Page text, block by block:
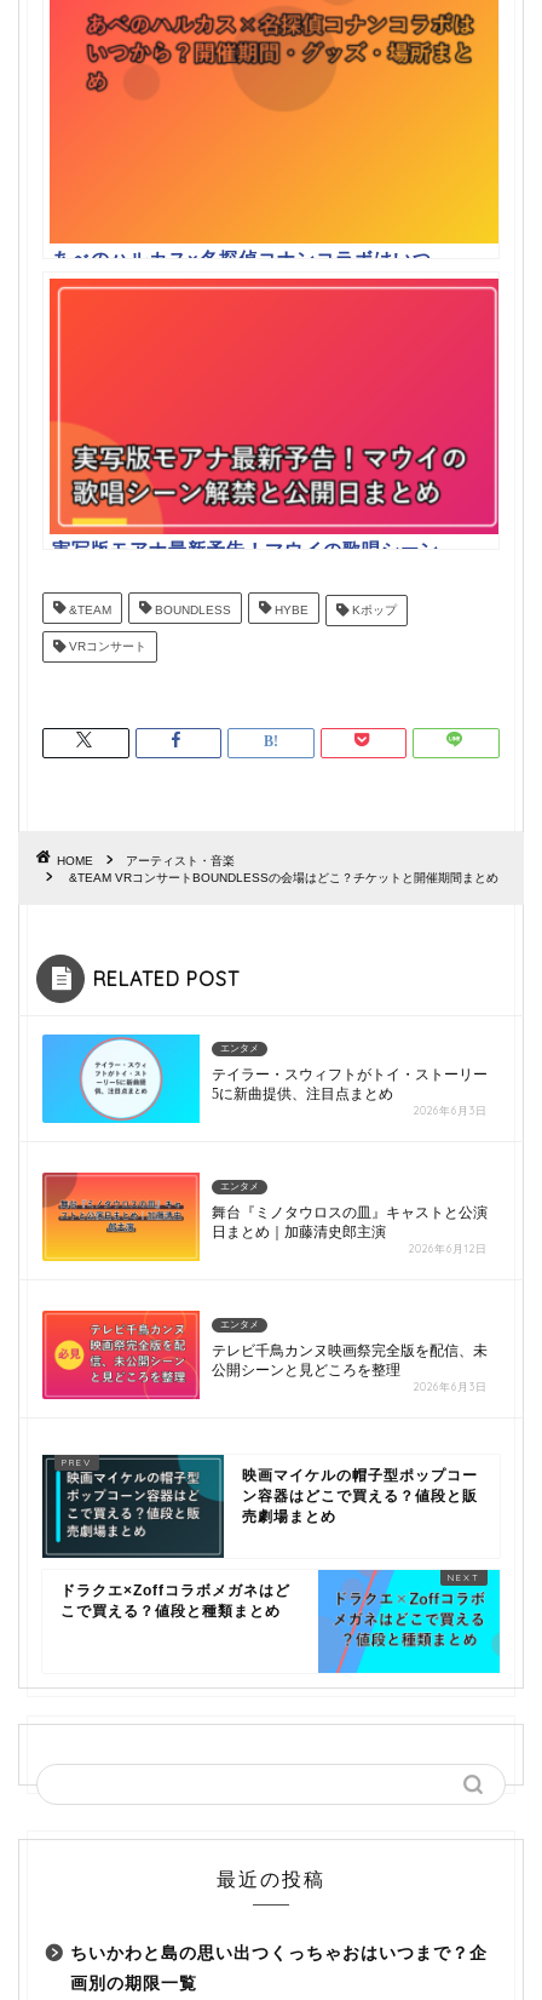
あべのハルカス×名探偵コナンコラボはいつ
から？開催期間・グッズ・場所まとめ
実写版モアナ最新予告！マウイの歌唱シーン
&TEAM BOUNDLESS HYBE Kポップ
VRコンサート
HOME
アーティスト・音楽
&TEAM VRコンサートBOUNDLESSの会場はどこ？チケットと開催期間まとめ
RELATED POST
エンタメ
テイラー・スウィフトがトイ・ストーリー
5に新曲提供、注目点まとめ
2026年6月3日
エンタメ
舞台『ミノタウロスの皿』キャストと公演
日まとめ｜加藤清史郎主演
2026年6月12日
エンタメ
テレビ千鳥カンヌ映画祭完全版を配信、未
公開シーンと見どころを整理
2026年6月3日
映画マイケルの帽子型ポップコー
ン容器はどこで買える？値段と販
売劇場まとめ
ドラクエ×Zoffコラボメガネはど
こで買える？値段と種類まとめ
最近の投稿
ちいかわと島の思い出つくっちゃおはいつまで？企
画別の期限一覧